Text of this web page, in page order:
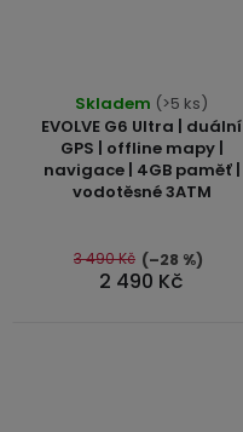
EVOLVE G6 Ultra | duální
GPS | offline mapy |
navigace | 4GB paměť |
vodotěsné 3ATM
hodnocení
produktu
je
5,0
5
hvězdiček.
Skladem (>5 ks)
2 490 Kč
3 490 Kč (–28 %)